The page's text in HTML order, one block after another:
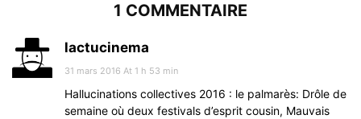
1 COMMENTAIRE
lactucinema
31 mars 2016 At 1 h 53 min
Hallucinations collectives 2016 : le palmarès: Drôle de
semaine où deux festivals d’esprit cousin, Mauvais